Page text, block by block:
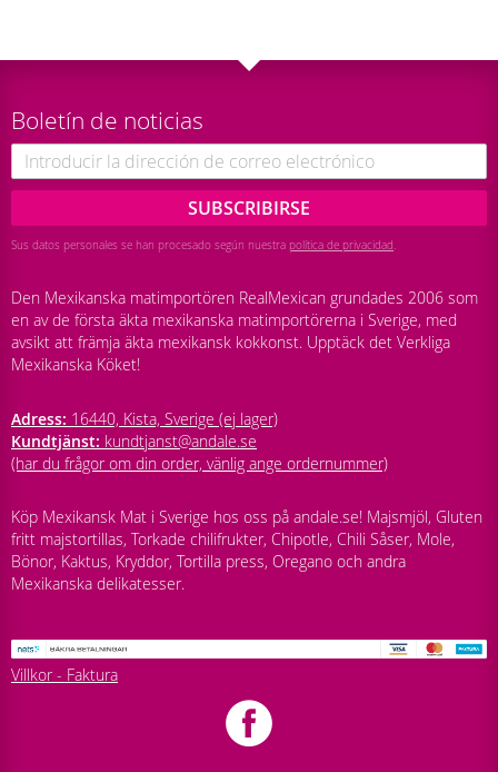
Boletín de noticias
SUBSCRIBIRSE
Sus datos personales se han procesado según nuestra política de privacidad
Den Mexikanska matimportören RealMexican grundades 2006 som
en av de första äkta mexikanska matimportörerna i Sverige, med
avsikt att främja äkta mexikansk kokkonst. Upptäck det Verkliga
Mexikanska Köket!
Adress: 16440, Kista, Sverige (ej lager)
Kundtjänst: kundtjanst@andale.se
(har du frågor om din order, vänlig ange ordernummer)
Köp Mexikansk Mat i Sverige hos oss på andale.se! Majsmjöl, Gluten
fritt majstortillas, Torkade chilifrukter, Chipotle, Chili Såser, Mole,
Bönor, Kaktus, Kryddor, Tortilla press, Oregano och andra
Mexikanska delikatesser.
Villkor - Faktura